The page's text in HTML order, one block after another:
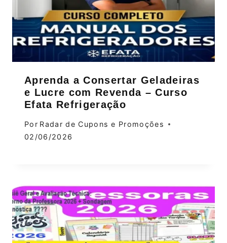
Aprenda a Consertar Geladeiras
e Lucre com Revenda – Curso
Efata Refrigeração
Por Radar de Cupons e Promoções
02/06/2026